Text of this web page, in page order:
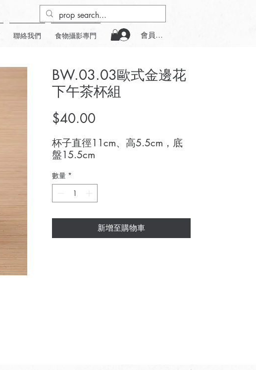
聯絡我們 食物攝影專門 會員登入
BW.03.03歐式金邊花
下午茶杯組
$40.00
格
杯子直徑11cm、高5.5cm，底
盤15.5cm
數量 *
新增至購物車